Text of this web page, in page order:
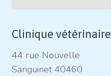
Clinique
44 rue Nouvelle
Sanguinet 40460